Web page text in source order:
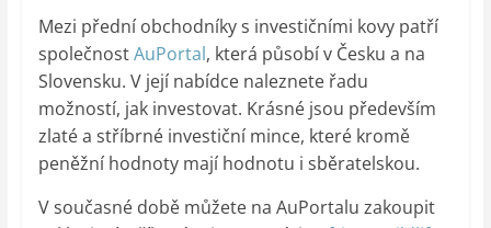
Mezi přední obchodníky s investičními kovy patří
společnostAuPortal, která působí v Česku a na
Slovensku. V její nabídce naleznete řadu
možností, jak investovat. Krásné jsou především
zlaté a stříbrné investiční mince, které kromě
peněžní hodnoty mají hodnotu i sběratelskou.
V současné době můžete na AuPortalu zakoupit